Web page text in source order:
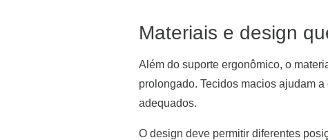
Materiais e design
Além do suporte ergonômico, o
prolongado. Tecidos macios ajudam
adequados.
O design deve permitir diferentes